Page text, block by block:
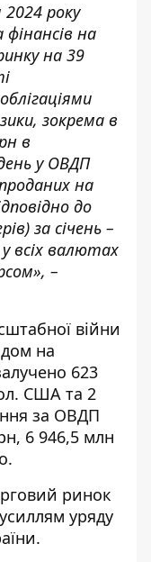
року
на
на 39
зокрема в
в
у ОВДП
на
до
за січень –
всіх валютах
–
війни
на
623
США та 2
за ОВДП
6 946,5 млн
ринок
уряду